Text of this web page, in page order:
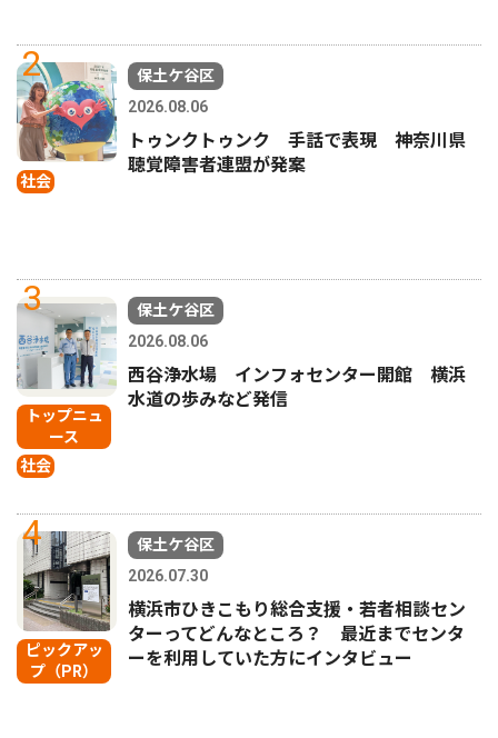
2
社会
保土ケ谷区
2026.08.06
トゥンクトゥンク 手話で表現 神奈川県
聴覚障害者連盟が発案
3
トップニュ
ース
社会
保土ケ谷区
2026.08.06
西谷浄水場 インフォセンター開館 横浜
水道の歩みなど発信
4
ピックアッ
プ（PR）
保土ケ谷区
2026.07.30
横浜市ひきこもり総合支援・若者相談セン
ターってどんなところ？ 最近までセンタ
ーを利用していた方にインタビュー